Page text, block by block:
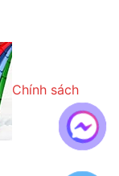
Chính sách